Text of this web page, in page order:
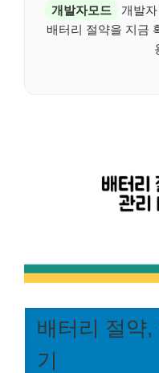
개발자모드
개발
배터리 절약을 지금
배터리 절약
기